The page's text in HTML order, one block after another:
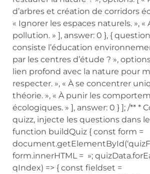
d’arbres et création de corridors
« Ignorer les espaces naturels. »,
pollution. » ], answer: 0 }, {
consiste l’éducation
par les centres d’étude ? »,
lien profond avec la nature pour
respecter. », « À se concentrer
théorie. », « À punir les
écologiques. » ], answer: 0 } ]; /** *
quizz, injecte les questions dans
function buildQuiz { const form =
form.innerHTML = »;
qIndex) => { const fieldset =